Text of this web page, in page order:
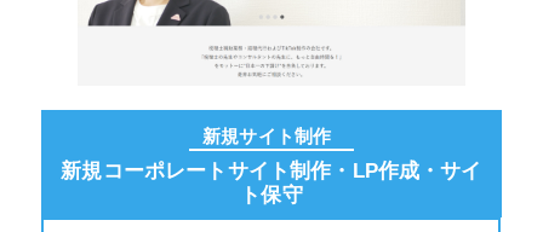
新規サイト制作
新規コーポレートサイト制作・LP作成・サイ
ト保守